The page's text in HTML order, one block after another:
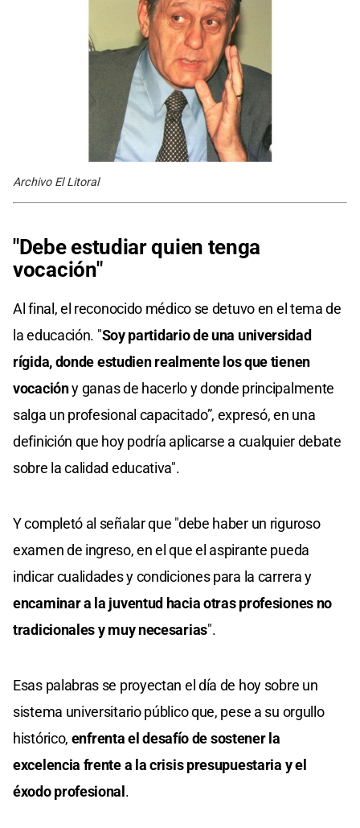
Archivo El Litoral
"Debe estudiar quien tenga
vocación"
Al final, el reconocido médico se detuvo en el tema de
la educación. "Soy partidario de una universidad
rígida,donde estudien realmente los que tienen
vocacióny ganas de hacerlo y donde principalmente
salga un profesional capacitado”, expresó, en una
definición que hoy podría aplicarse a cualquier debate
sobre la calidad educativa".
Y completó al señalar que "debe haber un riguroso
examen de ingreso, en el que el aspirante pueda
indicar cualidades y condiciones para la carrera y
encaminar a la juventud hacia otras profesiones no
tradicionales y muy necesarias".
Esas palabras se proyectan el día de hoy sobre un
sistema universitario público que, pese a su orgullo
histórico, enfrenta el desafío de sostener la
excelencia frente a la crisis presupuestaria y el
éxodo profesional .